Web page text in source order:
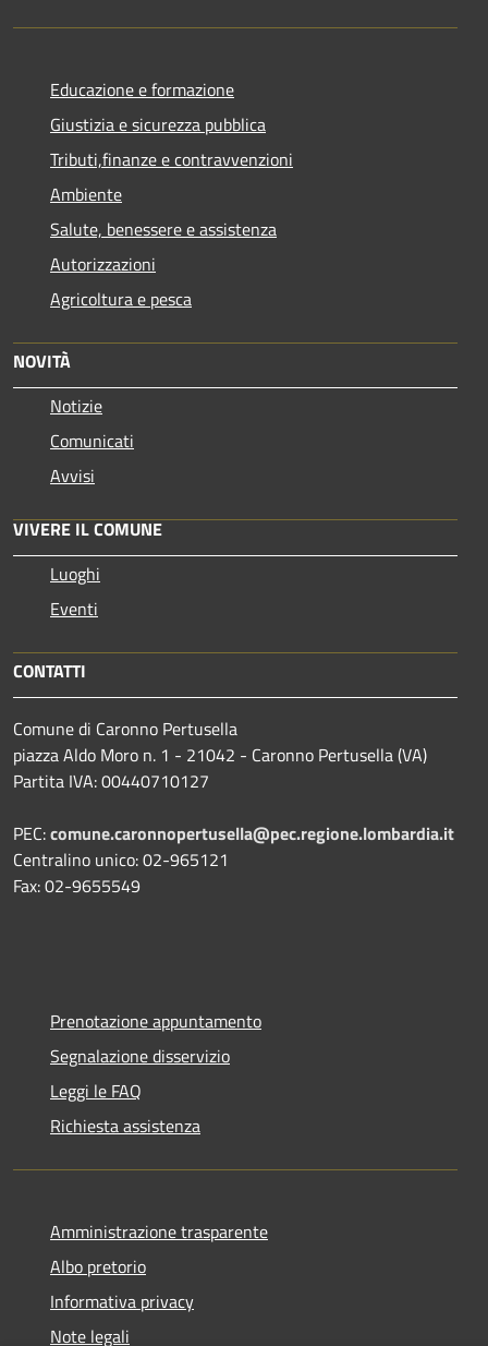
Educazione e formazione
Giustizia e sicurezza pubblica
Tributi,finanze e contravvenzioni
Ambiente
Salute, benessere e assistenza
Autorizzazioni
Agricoltura e pesca
NOVITÀ
Notizie
Comunicati
Avvisi
VIVERE IL COMUNE
Luoghi
Eventi
CONTATTI
Comune di Caronno Pertusella
piazza Aldo Moro n. 1 - 21042 - Caronno Pertusella (VA)
Partita IVA: 00440710127
PEC:comune.caronnopertusella@pec.regione.lombardia.it
Centralino unico: 02-965121
Fax: 02-9655549
Prenotazione appuntamento
Segnalazione disservizio
Leggi le FAQ
Richiesta assistenza
Amministrazione trasparente
Albo pretorio
Informativa privacy
Note legali